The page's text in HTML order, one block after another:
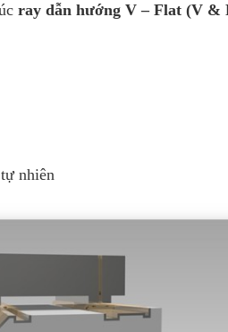
ray dẫn hướng V – Flat (V &
nhiên